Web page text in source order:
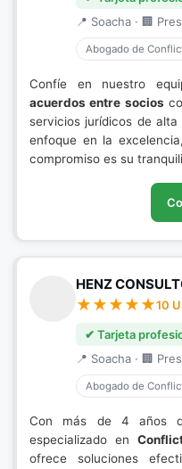
📍 Soacha · 🏢
Abogado de
Confíe en nuestro
acuerdos entre socios
servicios jurídicos de
enfoque en la
compromiso es su
HENZ
10
✔ Tarjeta
📍 Soacha · 🏢
Abogado de
Con más de 4 años
especializado en
ofrece soluciones